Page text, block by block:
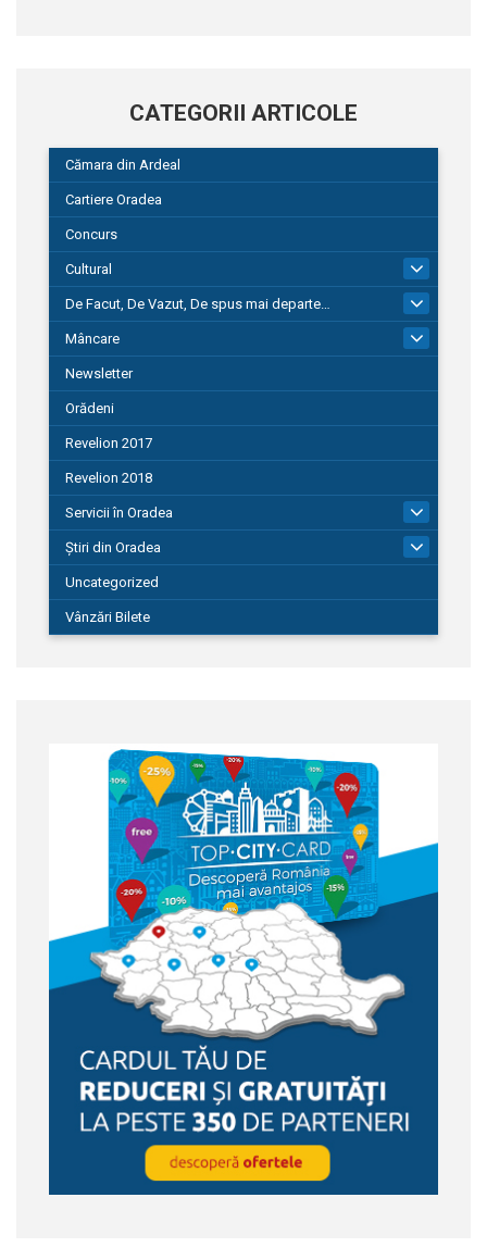
CATEGORII ARTICOLE
Cămara din Ardeal
Cartiere Oradea
Concurs
Cultural
De Facut, De Vazut, De spus mai departe…
580
Mâncare
Newsletter
Orădeni
Revelion 2017
Revelion 2018
Servicii în Oradea
Știri din Oradea
Uncategorized
Vânzări Bilete